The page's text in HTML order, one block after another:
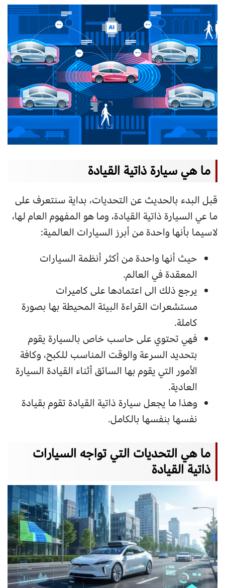
ما هي سيارة ذاتية القيادة
قبل البدء بالحديث عن التحديات، بداية سنتعرف على
ما عي السيارة ذاتية القيادة، وما هو المفهوم العام لها،
لاسيما بأنها واحدة من أبرز السيارات العالمية:
حيث أنها واحدة من أكثر أنظمة السيارات
المعقدة في العالم.
يرجع ذلك الى اعتمادها على كاميرات
مستشعرات القراءة البيئة المحيطة بها بصورة
كاملة.
فهي تحتوي على حاسب خاص بالسيارة يقوم
بتحديد السرعة والوقت المناسب للكبح، وكافة
الأمور التي يقوم بها السائق أثناء القيادة السيارة
العادية.
وهذا ما يجعل سيارة ذاتية القيادة تقوم بقيادة
نفسها بنفسها بالكامل.
ما هي التحديات التي تواجه السيارات
ذاتية القيادة